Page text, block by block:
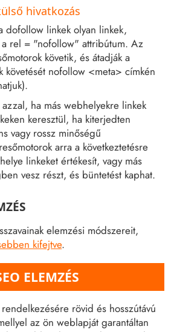
hivatkozás
dofollow linkek olyan linkek,
a rel = "nofollow" attribútum. Az
követik, és átadják a
követését nofollow <meta> címkén
ha más webhelyekre linkek
keresztül, ha kiterjedten
vagy rossz minőségű
arra a következtetésre
linkeket értékesít, vagy más
vesz részt, és büntetést kaphat.
elemzési módszereit,
kifejtve.
ELEMZÉS
rövid és hosszútávú
az ön weblapját garantáltan